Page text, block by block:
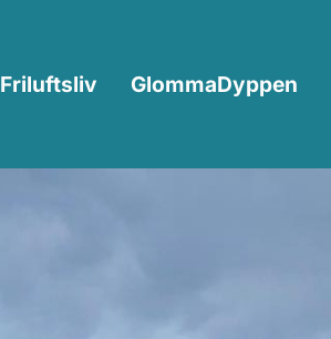
Friluftsliv GlommaDyppen